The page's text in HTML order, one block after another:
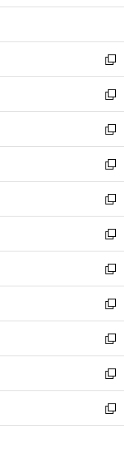
ウ
開
く
新
し
い
ウ
ィ
ン
ド
ウ
で
開
く
新
し
い
ウ
ィ
ン
ド
ウ
で
開
く
新
し
い
ウ
ィ
ン
ド
ウ
で
開
く
新
し
い
ウ
ィ
ン
ド
ウ
で
開
く
新
し
い
ウ
ィ
ン
ド
ウ
で
開
く
新
し
い
ウ
ィ
ン
ド
ウ
で
開
く
新
し
い
ウ
ィ
ン
ド
ウ
で
開
新
し
い
ウ
ィ
ン
ド
ウ
新
し
い
ウ
ィ
ン
新
し
い
ウ
新
し